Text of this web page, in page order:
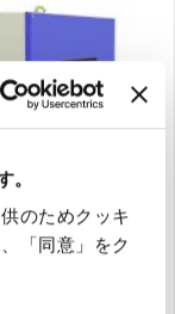
。
のためクッキ
「同意」をク